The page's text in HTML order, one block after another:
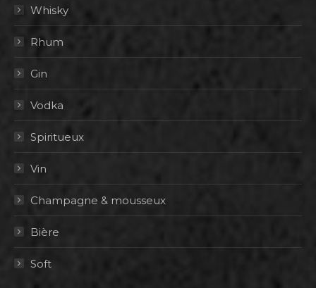
Whisky
Rhum
Gin
Vodka
Spiritueux
Vin
Champagne & mousseux
Bière
Soft